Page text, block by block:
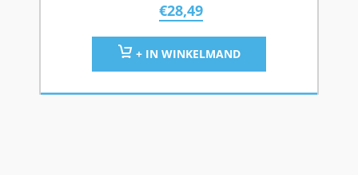
€28,49
+ IN WINKELMAND